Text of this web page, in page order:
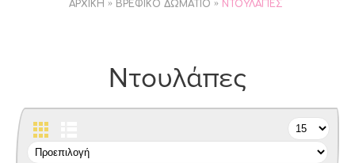
ΑΡΧΙΚΉ ΒΡΕΦΙΚΌ ΔΩΜΆΤΙΟ ΝΤΟΥΛΆΠΕΣ
Ντουλάπες